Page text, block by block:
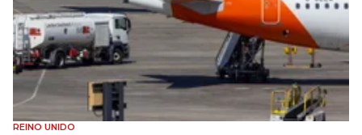
REINO UNIDO